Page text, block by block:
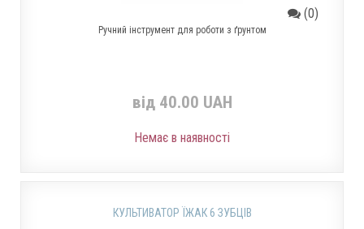
(0)
Ручний інструмент для роботи з ґрунтом
від 40.00 UAH
Немає в наявності
КУЛЬТИВАТОР ЇЖАК 6 ЗУБЦІВ